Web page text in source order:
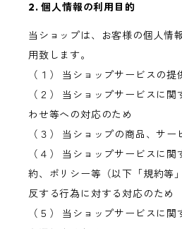
2. 個人情報の利用目的
当ショップは、お客様の個人情
用致します。
（１） 当ショップサービスの提
（２） 当ショップサービスに
わせ等への対応のため
（３） 当ショップの商品、サ
（４） 当ショップサービスに
約、ポリシー等（以下「規約等
反する行為に対する対応のため
（５） 当ショップサービスに